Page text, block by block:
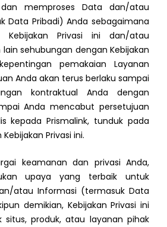
memproses Data dan/atau
Data Pribadi) Anda sebagaimana
Kebijakan Privasi ini dan/atau
sehubungan dengan Kebijakan
pemakaian Layanan
Anda akan terus berlaku sampai
kontraktual Anda dengan
Anda mencabut persetujuan
kepada Prismalink, tunduk pada
Privasi ini.
keamanan dan privasi Anda,
upaya yang terbaik untuk
atau Informasi (termasuk Data
demikian, Kebijakan Privasi ini
situs, produk, atau layanan pihak